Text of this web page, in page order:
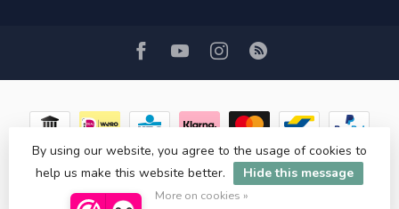
© Copyright 2026 ASATGROOTHANDEL.NL
By using our website, you agree to the usage of cookies to
help us make this website better.
Hide this message
More on cookies »